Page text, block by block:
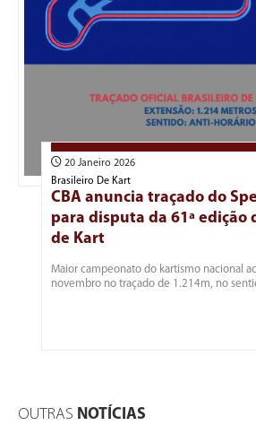
20 Janeiro 2026
Brasileiro De Kart
CBA anuncia traçado do
para disputa da 61ª edição
de Kart
Maior campeonato do kartismo nacional
novembro no traçado de 1.214m, no
OUTRAS NOTÍCIAS